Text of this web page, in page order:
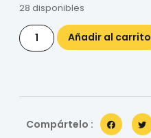
28 disponibles
Añadir al carrito
Compártelo :